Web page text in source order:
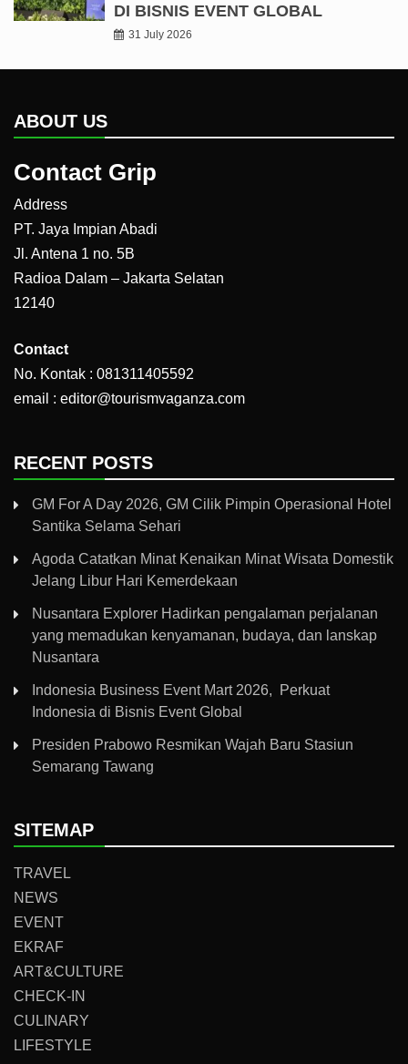
DI BISNIS EVENT GLOBAL
31 July 2026
ABOUT US
Contact Grip
Address
PT. Jaya Impian Abadi
Jl. Antena 1 no. 5B
Radioa Dalam – Jakarta Selatan
12140
Contact
No. Kontak : 081311405592
email : editor@tourismvaganza.com
RECENT POSTS
GM For A Day 2026, GM Cilik Pimpin Operasional Hotel
Santika Selama Sehari
Agoda Catatkan Minat Kenaikan Minat Wisata Domestik
Jelang Libur Hari Kemerdekaan
Nusantara Explorer Hadirkan pengalaman perjalanan
yang memadukan kenyamanan, budaya, dan lanskap
Nusantara
Indonesia Business Event Mart 2026, Perkuat
Indonesia di Bisnis Event Global
Presiden Prabowo Resmikan Wajah Baru Stasiun
Semarang Tawang
SITEMAP
TRAVEL
NEWS
EVENT
EKRAF
ART&CULTURE
CHECK-IN
CULINARY
LIFESTYLE